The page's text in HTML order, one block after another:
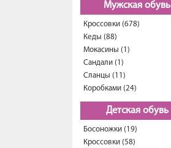
Мужская обувь
Кроссовки (678)
Кеды (88)
Мокасины (1)
Сандали (1)
Сланцы (11)
Коробками (24)
Детская обувь
Босоножки (19)
Кроссовки (58)